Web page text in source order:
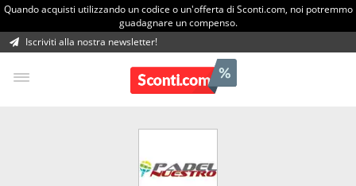
Quando acquisti utilizzando un codice o un'offerta di Sconti.com, noi potremmo
guadagnare un compenso.
Iscriviti alla nostra newsletter!